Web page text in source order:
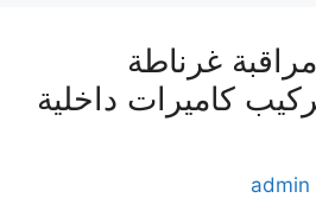
غرناطة
تركيب كاميرات داخلية
admin